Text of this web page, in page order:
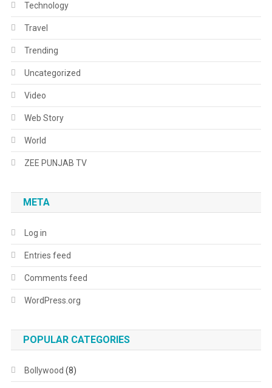
Technology
Travel
Trending
Uncategorized
Video
Web Story
World
ZEE PUNJAB TV
META
Log in
Entries feed
Comments feed
WordPress.org
POPULAR CATEGORIES
Bollywood (8)